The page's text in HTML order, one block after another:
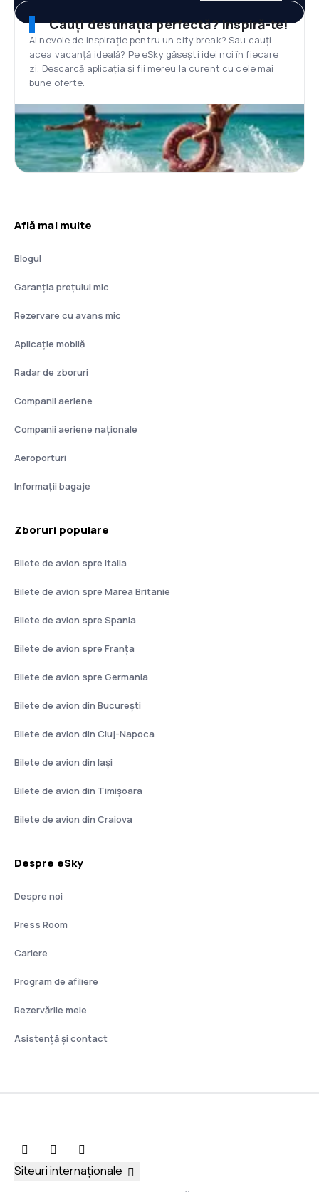
Cauți destinația perfectă? Inspiră-te!
Ai nevoie de inspirație pentru un city break? Sau cauți
acea vacanță ideală? Pe eSky găsești idei noi în fiecare
zi. Descarcă aplicația și fii mereu la curent cu cele mai
bune oferte.
Află mai multe
Blogul
Garanția prețului mic
Rezervare cu avans mic
Aplicație mobilă
Radar de zboruri
Companii aeriene
Companii aeriene naţionale
Aeroporturi
Informații bagaje
Zboruri populare
Bilete de avion spre Italia
Bilete de avion spre Marea Britanie
Bilete de avion spre Spania
Bilete de avion spre Franţa
Bilete de avion spre Germania
Bilete de avion din București
Bilete de avion din Cluj-Napoca
Bilete de avion din Iași
Bilete de avion din Timișoara
Bilete de avion din Craiova
Despre eSky
Despre noi
Press Room
Cariere
Program de afiliere
Rezervările mele
Asistenţă şi contact
Siteuri internaționale